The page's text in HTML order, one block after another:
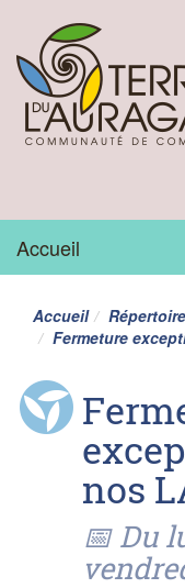
Accueil
Accueil
Fermeture
nos
📅 Du